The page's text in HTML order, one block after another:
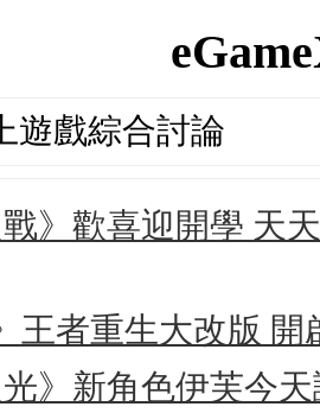
遊戲綜合討論
戰》歡喜迎開學 天
王者重生大改版
光》新角色伊芙今